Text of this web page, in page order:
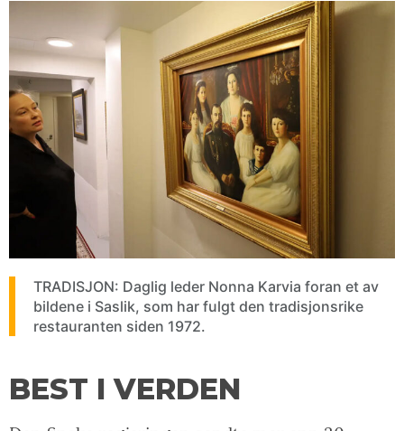
TRADISJON: Daglig leder Nonna Karvia foran et av
bildene i Saslik, som har fulgt den tradisjonsrike
restauranten siden 1972.
BEST I VERDEN